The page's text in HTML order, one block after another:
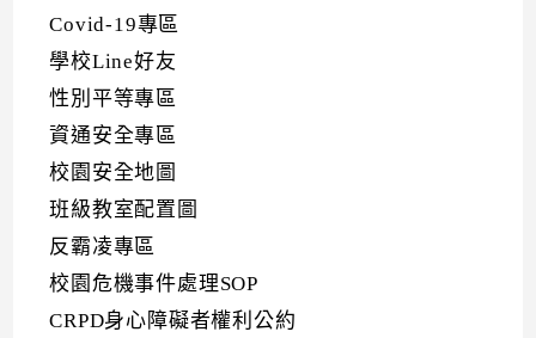
Covid-19專區
學校Line好友
性別平等專區
資通安全專區
校園安全地圖
班級教室配置圖
反霸凌專區
校園危機事件處理SOP
CRPD身心障礙者權利公約